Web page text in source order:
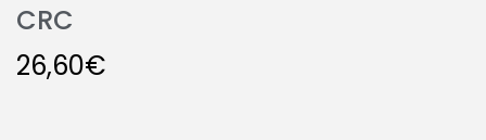
CRC
26,60€